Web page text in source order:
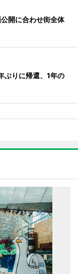
開に合わせ街全体
りに帰還、1年の